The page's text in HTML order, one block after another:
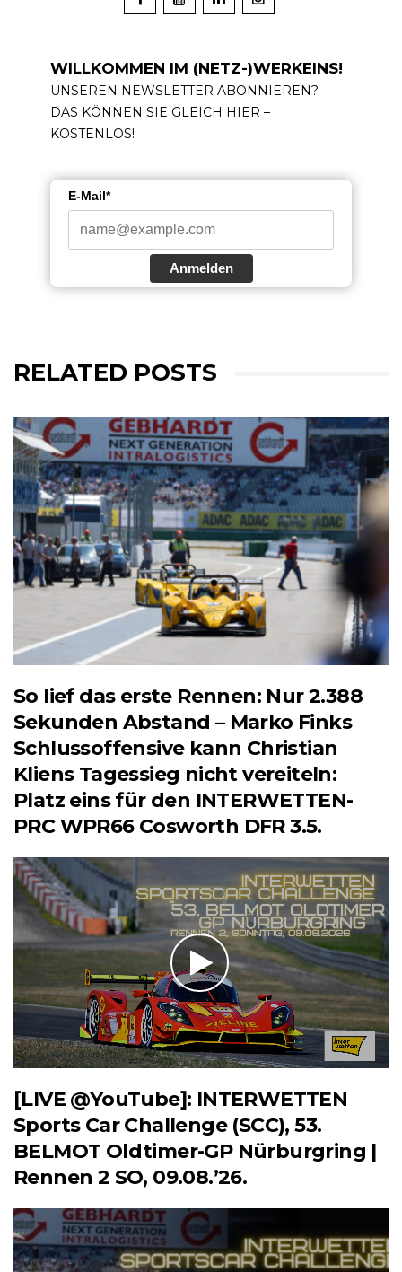
WILLKOMMEN IM (NETZ-)WERKEINS!
UNSEREN NEWSLETTER ABONNIEREN?
DAS KÖNNEN SIE GLEICH HIER –
KOSTENLOS!
E-Mail*
Anmelden
RELATED POSTS
So lief das erste Rennen: Nur 2.388
Sekunden Abstand – Marko Finks
Schlussoffensive kann Christian
Kliens Tagessieg nicht vereiteln:
Platz eins für den INTERWETTEN-
PRC WPR66 Cosworth DFR 3.5.
[LIVE @YouTube]: INTERWETTEN
Sports Car Challenge (SCC), 53.
BELMOT Oldtimer-GP Nürburgring |
Rennen 2 SO, 09.08.’26.